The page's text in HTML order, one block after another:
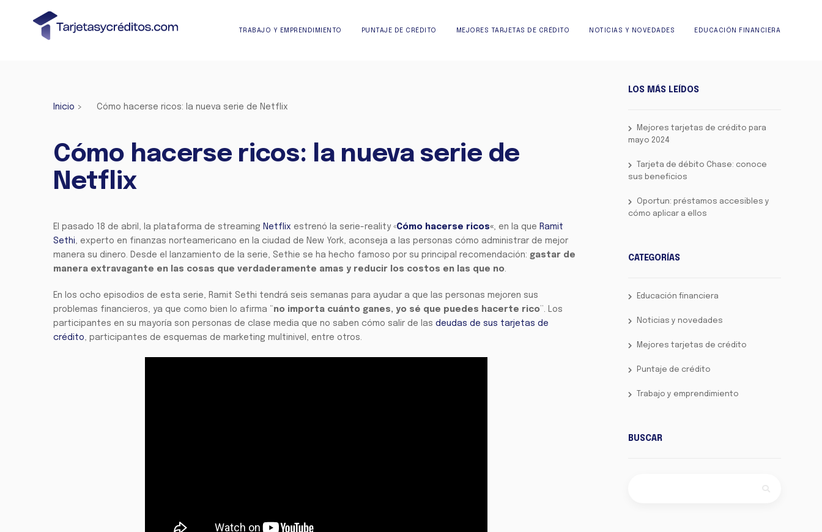
TRABAJO Y EMPRENDIMIENTO PUNTAJE DE CRÉDITO MEJORES TARJETAS DE CRÉDITO NOTICIAS Y NOVEDADES EDUCACIÓN FINANCIERA
Inicio > Cómo hacerse ricos: la nueva serie de Netflix
Cómo hacerse ricos: la nueva serie de
Netflix
El pasado 18 de abril, la plataforma de streaming Netflix estrenó la serie-reality «Cómo hacerse ricos«, en la que Ramit
Sethi, experto en finanzas norteamericano en la ciudad de New York, aconseja a las personas cómo administrar de mejor
manera su dinero. Desde el lanzamiento de la serie, Sethie se ha hecho famoso por su principal recomendación: gastar de
manera extravagante en las cosas que verdaderamente amas y reducir los costos en las que no.
En los ocho episodios de esta serie, Ramit Sethi tendrá seis semanas para ayudar a que las personas mejoren sus
problemas financieros, ya que como bien lo afirma “ no importa cuánto ganes, yo sé que puedes hacerte rico”. Los
participantes en su mayoría son personas de clase media que no saben cómo salir de las deudas de sus tarjetas de
crédito, participantes de esquemas de marketing multinivel, entre otros.
LOS MÁS LEÍDOS
Mejores tarjetas de crédito para
mayo 2024
Tarjeta de débito Chase: conoce
sus beneficios
Oportun: préstamos accesibles y
cómo aplicar a ellos
CATEGORÍAS
Educación financiera
Noticias y novedades
Mejores tarjetas de crédito
Puntaje de crédito
Trabajo y emprendimiento
BUSCAR